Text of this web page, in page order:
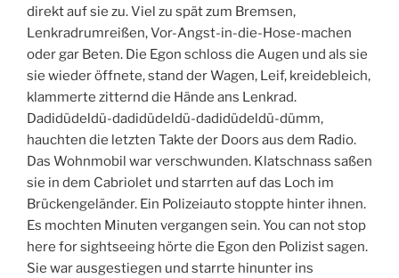
direkt auf sie zu. Viel zu spät zum Bremsen,
Lenkradrumreißen, Vor-Angst-in-die-Hose-machen
oder gar Beten. Die Egon schloss die Augen und als sie
sie wieder öffnete, stand der Wagen, Leif, kreidebleich,
klammerte zitternd die Hände ans Lenkrad.
Dadidüdeldü-dadidüdeldü-dadidüdeldü-dümm,
hauchten die letzten Takte der Doors aus dem Radio.
Das Wohnmobil war verschwunden. Klatschnass saßen
sie in dem Cabriolet und starrten auf das Loch im
Brückengeländer. Ein Polizeiauto stoppte hinter ihnen.
Es mochten Minuten vergangen sein. You can not stop
here for sightseeing hörte die Egon den Polizist sagen.
Sie war ausgestiegen und starrte hinunter ins